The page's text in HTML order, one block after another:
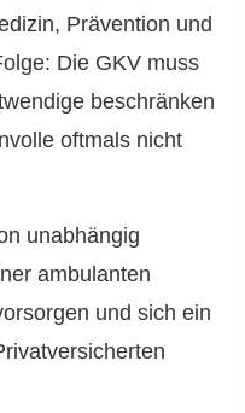
Prävention und
Die GKV muss
beschränken
oftmals nicht
unabhängig
ambulanten
und sich ein